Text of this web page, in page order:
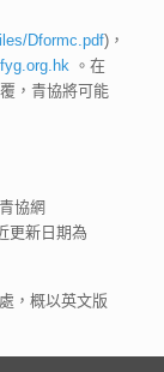
Dformc.pdf)，
。在
，青協將可能
協網
更新日期為
，概以英文版